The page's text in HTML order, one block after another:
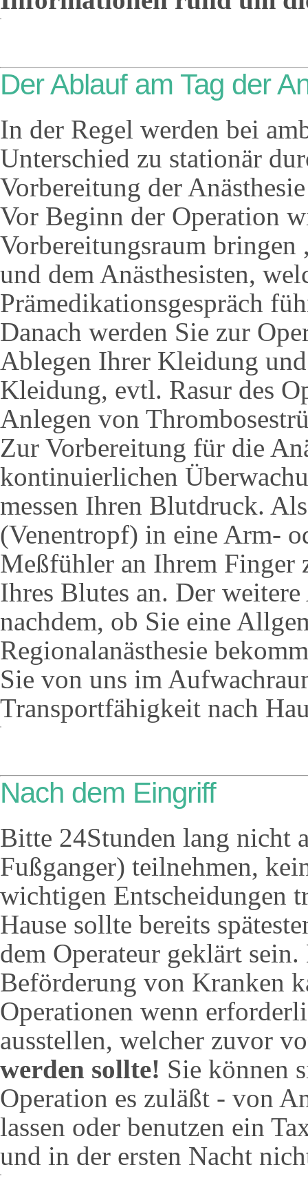
Der Ablauf am Tag der
In der Regel werden bei
Unterschied zu stationär
Vorbereitung der
Vor Beginn der Operation
Vorbereitungsraum bringen
und dem Anästhesisten,
Prämedikationsgespräch
Danach werden Sie zur
Ablegen Ihrer Kleidung
Kleidung, evtl. Rasur des
Anlegen von
Zur Vorbereitung für die
kontinuierlichen
messen Ihren Blutdruck.
(Venentropf) in eine Arm-
Meßfühler an Ihrem Finger
Ihres Blutes an. Der
nachdem, ob Sie eine
Regionalanästhesie
Sie von uns im
Transportfähigkeit nach
Nach dem Eingriff
Bitte 24Stunden lang nicht
Fußganger) teilnehmen,
wichtigen Entscheidungen
Hause sollte bereits
dem Operateur geklärt
Beförderung von Kranken
Operationen wenn
ausstellen, welcher zuvor
werden sollte! Sie können
Operation es zuläßt - von
lassen oder benutzen ein
und in der ersten Nacht